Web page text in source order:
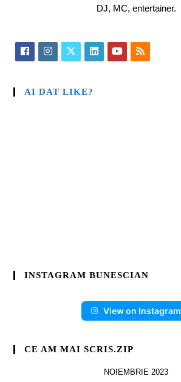
DJ, MC, entertainer.
AI DAT LIKE?
INSTAGRAM BUNESCIAN
View on Instagram
CE AM MAI SCRIS.ZIP
NOIEMBRIE 2023